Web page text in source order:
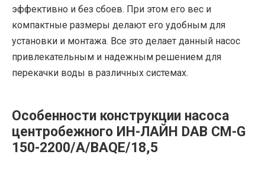
эффективно и без сбоев. При этом его вес и
компактные размеры делают его удобным для
установки и монтажа. Все это делает данный насос
привлекательным и надежным решением для
перекачки воды в различных системах.
Особенности конструкции насоса
центробежного ИН-ЛАЙН DAB CM-G
150-2200/A/BAQE/18,5